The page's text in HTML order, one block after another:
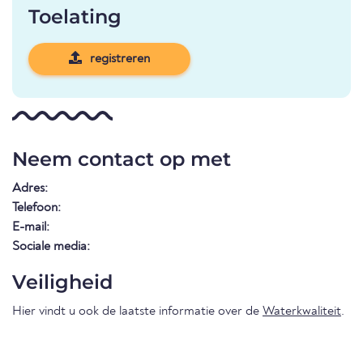
Toelating
registreren
Neem contact op met
Adres:
Telefoon:
E-mail:
Sociale media:
Veiligheid
Hier vindt u ook de laatste informatie over de Waterkwaliteit.